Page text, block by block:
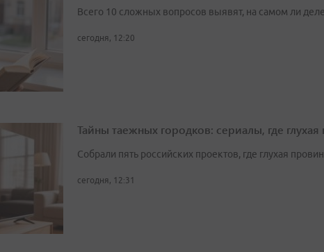
Всего 10 сложных вопросов выявят, на самом ли
сегодня, 12:20
Тайны таежных городков: сериалы, где
Собрали пять российских проектов, где глухая
сегодня, 12:31